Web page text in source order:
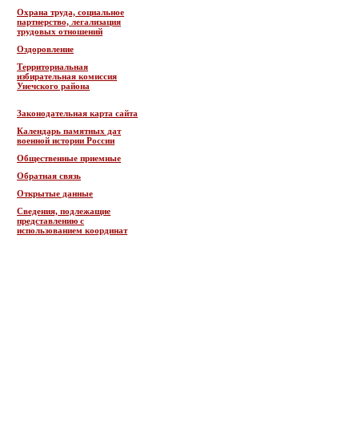
Охрана труда, социальное
партнерство, легализация
трудовых отношений
Оздоровление
Территориальная
избирательная комиссия
Унечского района
Законодательная карта сайта
Календарь памятных дат
военной истории России
Общественные приемные
Обратная связь
Открытые данные
Сведения, подлежащие
представлению с
использованием координат